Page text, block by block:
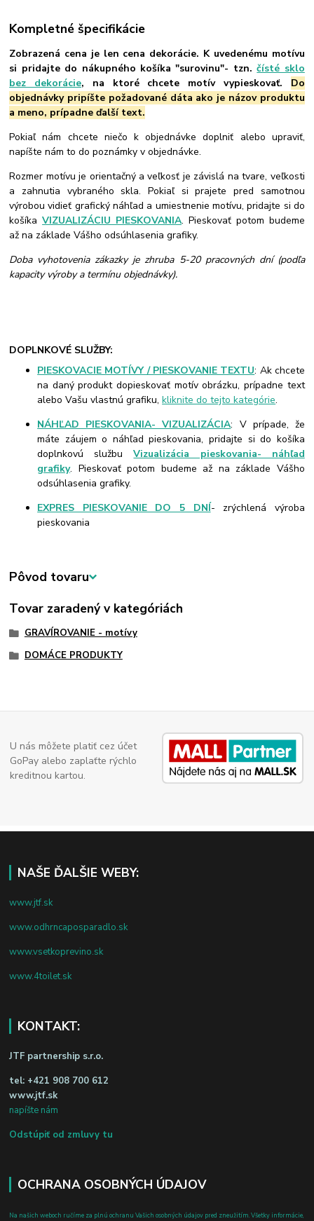
Kompletné špecifikácie
Zobrazená cena je len cena dekorácie. K uvedenému motívu
si pridajte do nákupného košíka "surovinu"- tzn.čísté sklo
bez dekorácie, na ktoré chcete motív vypieskovať. Do
objednávky pripíšte požadované dáta ako je názov produktu
a meno, prípadne ďalší text.
Pokiaľ nám chcete niečo k objednávke doplniť alebo upraviť,
napíšte nám to do poznámky v objednávke.
Rozmer motívu je orientačný a veľkosť je závislá na tvare, veľkosti
a zahnutia vybraného skla. Pokiaľ si prajete pred samotnou
výrobou vidieť grafický náhľad a umiestnenie motívu, pridajte si do
košíkaVIZUALIZÁCIU PIESKOVANIA. Pieskovať potom budeme
až na základe Vášho odsúhlasenia grafiky.
Doba vyhotovenia zákazky je zhruba 5-20 pracovných dní (podľa
kapacity výroby a termínu objednávky).
DOPLNKOVÉ SLUŽBY:
PIESKOVACIE MOTÍVY / PIESKOVANIE TEXTU: Ak chcete
na daný produkt dopieskovať motív obrázku, prípadne text
alebo Vašu vlastnú grafiku,kliknite do tejto kategórie.
NÁHĽAD PIESKOVANIA- VIZUALIZÁCIA: V prípade, že
máte záujem o náhľad pieskovania, pridajte si do košíka
doplnkovú službuVizualizácia pieskovania- náhľad
grafiky. Pieskovať potom budeme až na základe Vášho
odsúhlasenia grafiky.
EXPRES PIESKOVANIE DO 5 DNÍ- zrýchlená výroba
pieskovania
Pôvod tovaru
Tovar zaradený v kategóriách
GRAVÍROVANIE - motívy
DOMÁCE PRODUKTY
U nás môžete platiť cez účet
GoPay alebo zaplaťte rýchlo
kreditnou kartou.
NAŠE ĎALŠIE WEBY:
www.jtf.sk
www.odhrncaposparadlo.sk
www.vsetkoprevino.sk
www.4toilet.sk
KONTAKT:
JTF partnership s.r.o.
tel: +421 908 700 612
www.jtf.sk
napíšte nám
Odstúpiť od zmluvy tu
OCHRANA OSOBNÝCH ÚDAJOV
Na našich weboch ručíme za plnú ochranu Vašich osobných údajov pred zneužitím. Všetky informácie,